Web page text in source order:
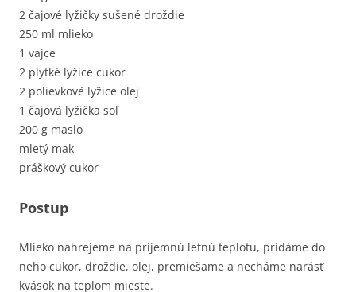
2 čajové lyžičky sušené droždie
250 ml mlieko
1 vajce
2 plytké lyžice cukor
2 polievkové lyžice olej
1 čajová lyžička soľ
200 g maslo
mletý mak
práškový cukor
Postup
Mlieko nahrejeme na príjemnú letnú teplotu, pridáme do
neho cukor, droždie, olej, premiešame a necháme narásť
kvások na teplom mieste.